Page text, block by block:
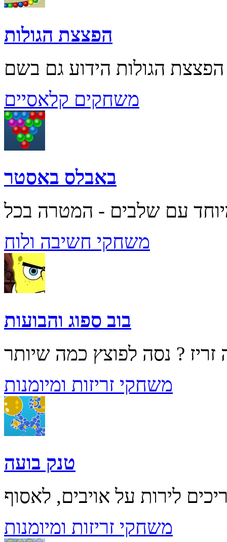
הפצצת הגולות
משחקים קלאסיים
באבלס באסטר
משחקי חשיבה ולוח
בוב ספוג והבועות
משחקי זריזות ומיומנות
טנק בועה
משחקי זריזות ומיומנות